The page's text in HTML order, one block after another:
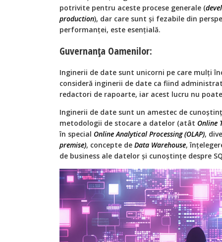
potrivite pentru aceste procese generale (
production), dar care sunt și fezabile din
performanței, este esențială.
Guvernanța Oamenilor:
Inginerii de date sunt unicorni pe care mulți
consideră inginerii de date ca fiind
redactori de rapoarte, iar acest lucru nu
Inginerii de date sunt un amestec de
metodologii de stocare a datelor (atât Online
în special Online Analytical Processing (OLAP),
premise), concepte de Data Warehouse,
de business ale datelor și cunoștințe despre